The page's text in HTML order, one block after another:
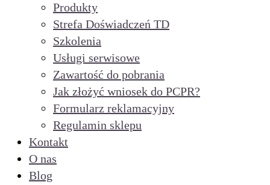
Produkty
Strefa Doświadczeń TD
Szkolenia
Usługi serwisowe
Zawartość do pobrania
Jak złożyć wniosek do PCPR?
Formularz reklamacyjny
Regulamin sklepu
Kontakt
O nas
Blog